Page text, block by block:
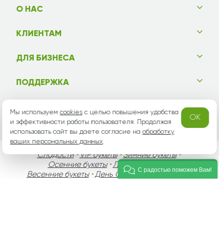
О НАС
КЛИЕНТАМ
ДЛЯ БИЗНЕСА
ПОДДЕРЖКА
Сладости•VIP букеты•Зимние букеты•
Осенние букеты•Летние букеты
Весенние букеты•День Святого Валентина
Мы используемcookiesс целью повышения удобства
и эффективности работы пользователя. Продолжая
использовать сайт вы даете согласие наобработку
ваших персональных данных.
OK
С радостью поможем Вам!